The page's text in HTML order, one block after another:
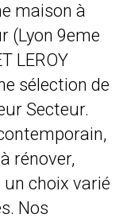
maison à
(Lyon 9eme
LEROY
sélection de
Secteur.
rénover,
choix varié
Nos